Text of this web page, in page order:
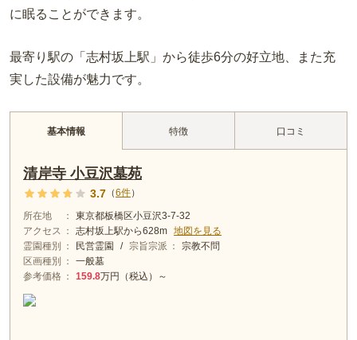
に眠ることができます。
最寄り駅の「志村坂上駅」から徒歩6分の好立地、また充
実した設備が魅力です。
基本情報 特徴 口コミ
清岸寺 小豆沢墓苑
3.7 （6件）
所在地
東京都板橋区小豆沢3-7-32
アクセス
志村坂上駅から628m 地図を見る
霊園種別
民営霊園 / 宗旨宗派
宗教不問
区画種別
一般墓
参考価格
159.8万円（税込）～